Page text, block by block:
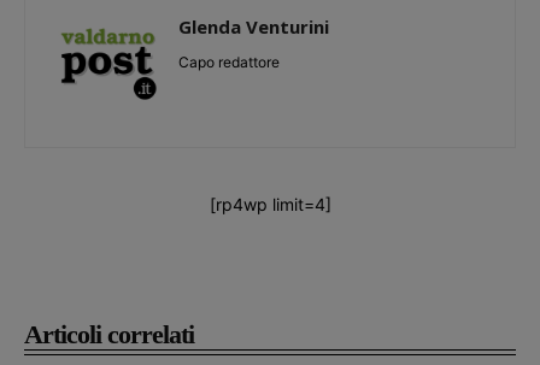
Articoli correlati
Glenda Venturini
Capo redattore
[rp4wp limit=4]